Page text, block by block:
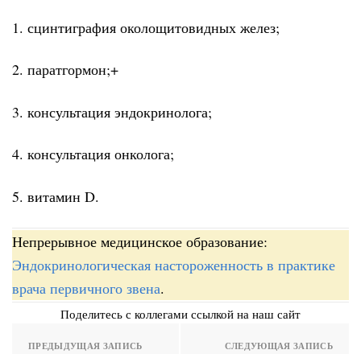
1. сцинтиграфия околощитовидных желез;
2. паратгормон;+
3. консультация эндокринолога;
4. консультация онколога;
5. витамин D.
Непрерывное медицинское образование:
Эндокринологическая настороженность в практике
врача первичного звена.
Поделитесь с коллегами ссылкой на наш сайт
ПРЕДЫДУЩАЯ ЗАПИСЬ СЛЕДУЮЩАЯ ЗАПИСЬ